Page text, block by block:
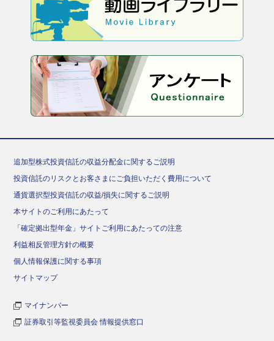
追加型株式投資信託の収益分配金に関するご説明
投資信託のリスクとお客さまにご負担いただく費用について
通貨選択型投資信託の収益/損失に関するご説明
本サイトのご利用にあたって
「確定拠出型年金」サイトご利用にあたっての注意
利益相反管理方針の概要
個人情報保護に関する事項
サイトマップ
マイナンバー
証券取引等監視委員会 情報提供窓口